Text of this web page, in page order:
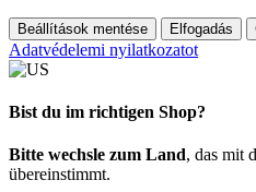
Beállítások mentése Elfogadás
Adatvédelemi nyilatkozatot
Bist du im richtigen Shop?
Bitte wechsle zum Land, das mit
übereinstimmt.